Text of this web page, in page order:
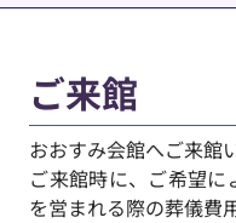
ご来館
おおすみ会館へご来館
ご来館時に、ご希望
を営まれる際の葬儀費